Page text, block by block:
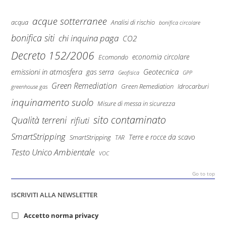
acqua acque sotterranee Analisi di rischio bonifica circolare
bonifica siti chi inquina paga CO2
Decreto 152/2006 Ecomondo economia circolare
emissioni in atmosfera gas serra Geofisica Geotecnica GPP
greenhouse gas Green Remediation Green Remediation Idrocarburi
inquinamento suolo Misure di messa in sicurezza
Qualità terreni rifiuti sito contaminato
SmartStripping SmartStripping TAR Terre e rocce da scavo
Testo Unico Ambientale VOC
Go to top
ISCRIVITI ALLA NEWSLETTER
Accetto norma privacy